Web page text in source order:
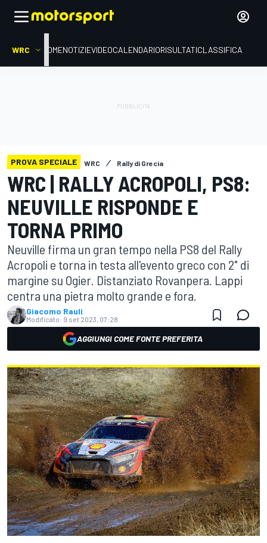
WRC HOMENOTIZIEVIDEOCALENDARIORISULTATICLASSIFICA
PROVA SPECIALE WRC Rally di Grecia
WRC | RALLY ACROPOLI, PS8:
NEUVILLE RISPONDE E
TORNA PRIMO
Neuville firma un gran tempo nella PS8 del Rally
Acropoli e torna in testa all'evento greco con 2" di
margine su Ogier. Distanziato Rovanpera. Lappi
centra una pietra molto grande e fora.
Giacomo Rauli
Modificato: 9 set 2023, 07:28
AGGIUNGI COME FONTE PREFERITA